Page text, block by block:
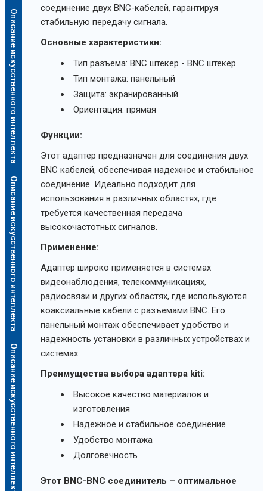
Описание искусственного интеллекта
Описание искусственного интеллекта
Описание искусственного интеллекта
соединение двух BNC-кабелей, гарантируя
стабильную передачу сигнала.
Основные характеристики:
Тип разъема: BNC штекер - BNC штекер
Тип монтажа: панельный
Защита: экранированный
Ориентация: прямая
Функции:
Этот адаптер предназначен для соединения двух
BNC кабелей, обеспечивая надежное и стабильное
соединение. Идеально подходит для
использования в различных областях, где
требуется качественная передача
высокочастотных сигналов.
Применение:
Адаптер широко применяется в системах
видеонаблюдения, телекоммуникациях,
радиосвязи и других областях, где используются
коаксиальные кабели с разъемами BNC. Его
панельный монтаж обеспечивает удобство и
надежность установки в различных устройствах и
системах.
Преимущества выбора адаптера kiti:
Высокое качество материалов и
изготовления
Надежное и стабильное соединение
Удобство монтажа
Долговечность
Этот BNC-BNC соединитель – оптимальное